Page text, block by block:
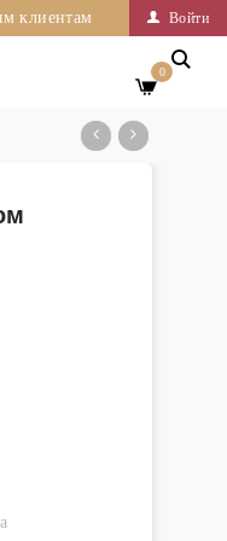
Войти
клиентам
0